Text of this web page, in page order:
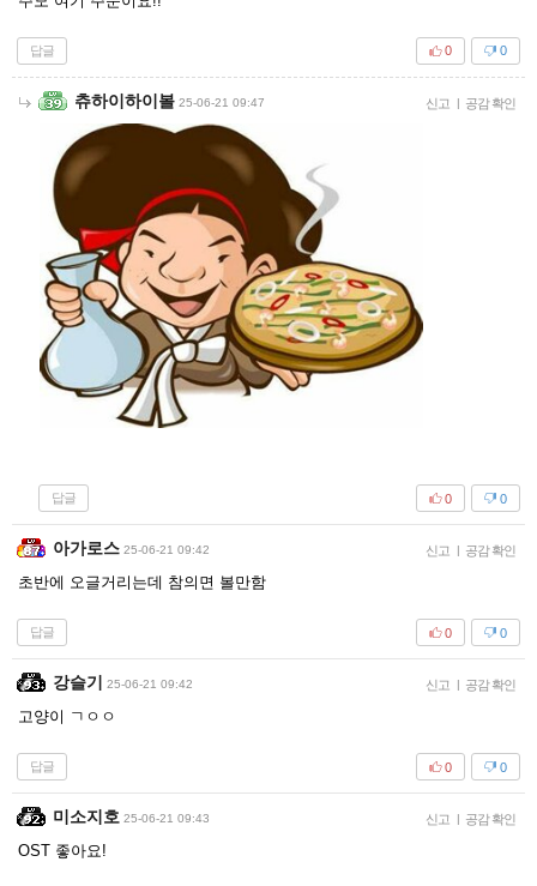
답글 0
0
츄하이하이볼 25-06-21 09:47 신고 | 공감 확인
답글 0
0
아가로스 25-06-21 09:42 신고 | 공감 확인
초반에 오글거리는데 참의면 볼만함
답글 0
0
강슬기 25-06-21 09:42 신고 | 공감 확인
고양이 ㄱㅇㅇ
답글 0
0
미소지호 25-06-21 09:43 신고 | 공감 확인
OST 좋아요!